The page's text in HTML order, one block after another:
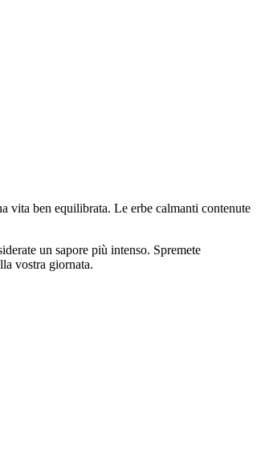
vita ben equilibrata. Le erbe calmanti contenute
un sapore più intenso. Spremete
vostra giornata.